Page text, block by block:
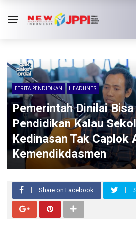
BERITA PENDIDIKAN HEADLINES
Pemerintah Dinilai
Pendidikan Kalau
Kedinasan Tak Caplok
Kemendikdasmen
Share on Facebook